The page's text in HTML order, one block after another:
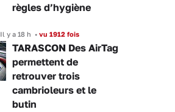
règles d’hygiène
Il y a 18 h • vu 1912 fois
TARASCON Des AirTag
permettent de
retrouver trois
cambrioleurs et le
butin